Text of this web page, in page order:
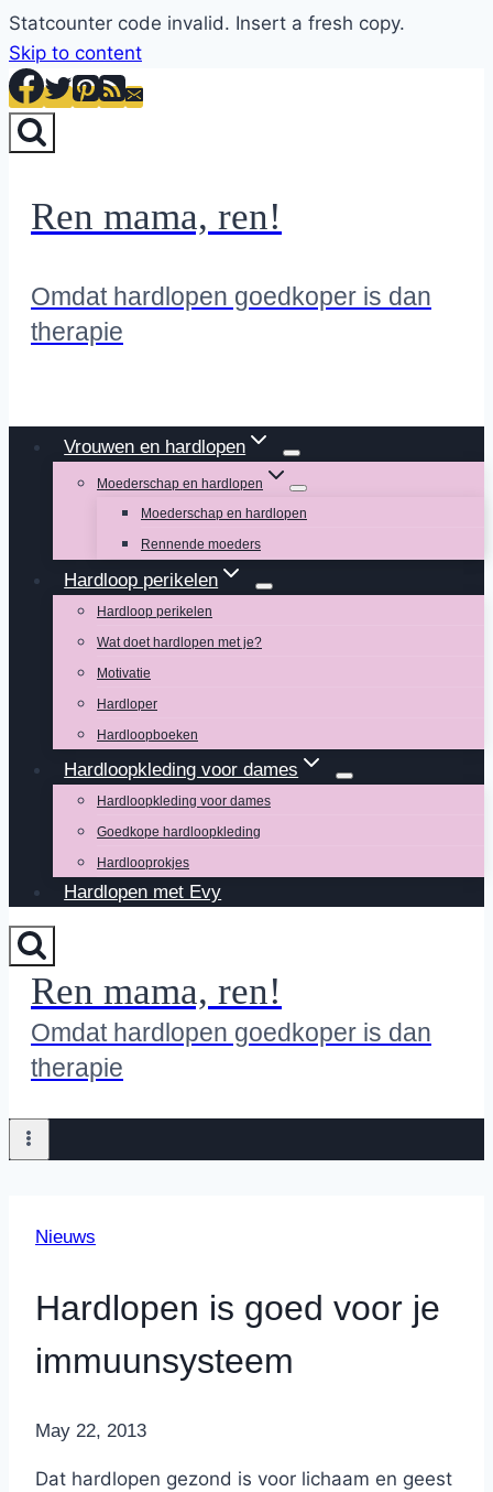
Statcounter code invalid. Insert a fresh copy.
Skip to content
Ren mama, ren!
Omdat hardlopen goedkoper is dan
therapie
Vrouwen en hardlopen
Moederschap en hardlopen
Moederschap en hardlopen
Rennende moeders
Hardloop perikelen
Hardloop perikelen
Wat doet hardlopen met je?
Motivatie
Hardloper
Hardloopboeken
Hardloopkleding voor dames
Hardloopkleding voor dames
Goedkope hardloopkleding
Hardlooprokjes
Hardlopen met Evy
Ren mama, ren!
Omdat hardlopen goedkoper is dan
therapie
Nieuws
Hardlopen is goed voor je
immuunsysteem
ByNicole
May 22, 2013
Dat hardlopen gezond is voor lichaam en geest